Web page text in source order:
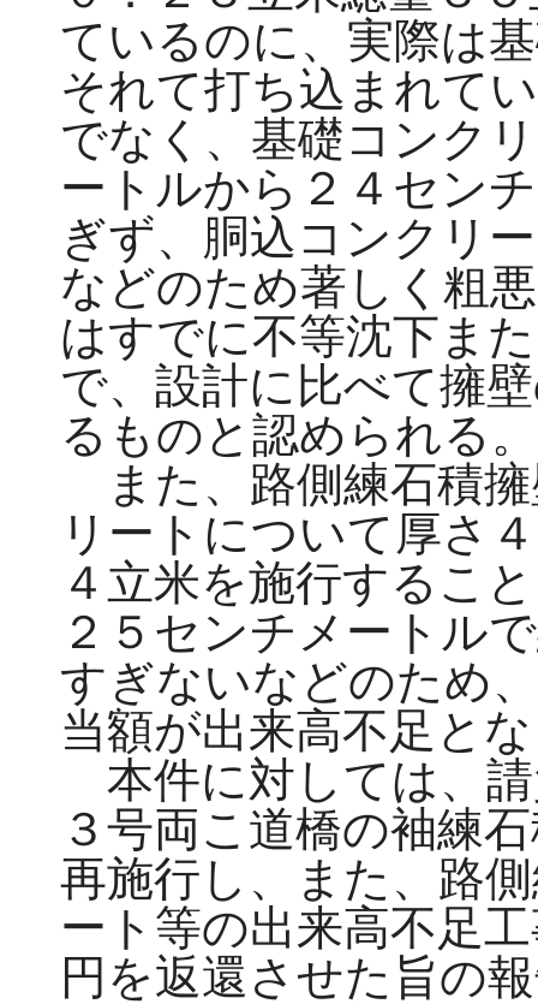
ているのに、実際は
それて打ち込まれて
でなく、基礎コンク
ートルから２４セン
ぎず、胴込コンクリ
などのため著しく粗
はすでに不等沈下ま
で、設計に比べて擁
るものと認められる。
また、路側練石積
リートについて厚さ
４立米を施行するこ
２５センチメートル
すぎないなどのため
当額が出来高不足と
本件に対しては、
３号両こ道橋の袖練
再施行し、また、路
ート等の出来高不足
円を返還させた旨の